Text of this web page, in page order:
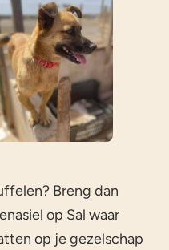
Breng dan
op Sal waar
op je gezelschap